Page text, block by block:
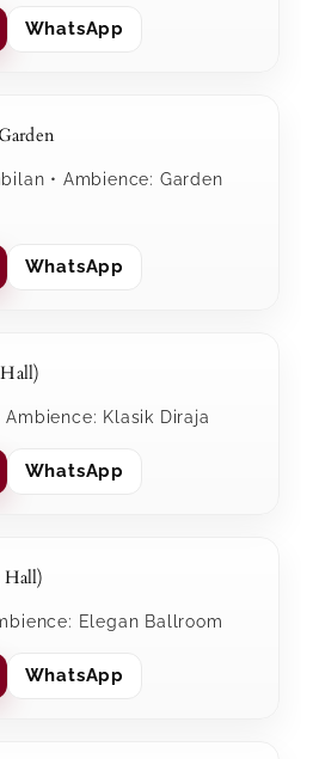
WhatsApp
• Ambience: Garden
WhatsApp
Ambience: Klasik Diraja
WhatsApp
Hall)
Elegan Ballroom
WhatsApp